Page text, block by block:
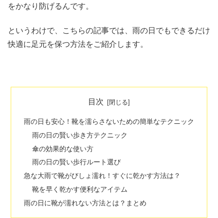
をかなり防げるんです。
というわけで、こちらの記事では、雨の日でもできるだけ
快適に足元を保つ方法をご紹介します。
目次
雨の日も安心！靴を濡らさないための簡単なテクニック
雨の日の賢い歩き方テクニック
傘の効果的な使い方
雨の日の賢い歩行ルート選び
急な大雨で靴がびしょ濡れ！すぐに乾かす方法は？
靴を早く乾かす便利なアイテム
雨の日に靴が濡れない方法とは？まとめ